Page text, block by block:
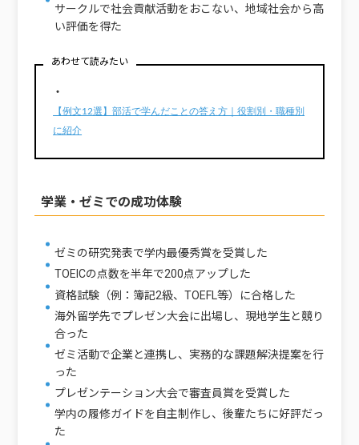
サークルで社会貢献活動をおこない、地域社会から高
い評価を得た
あわせて読みたい
・
【例文12選】部活で学んだことの答え方｜役割別・職種別
に紹介
学業・ゼミでの成功体験
ゼミの研究発表で学内最優秀賞を受賞した
TOEICの点数を半年で200点アップした
資格試験（例：簿記2級、TOEFL等）に合格した
海外留学先でプレゼン大会に出場し、現地学生と競り
合った
ゼミ活動で企業と連携し、実務的な課題解決提案を行
った
プレゼンテーション大会で審査員賞を受賞した
学内の履修ガイドを自主制作し、後輩たちに好評だっ
た